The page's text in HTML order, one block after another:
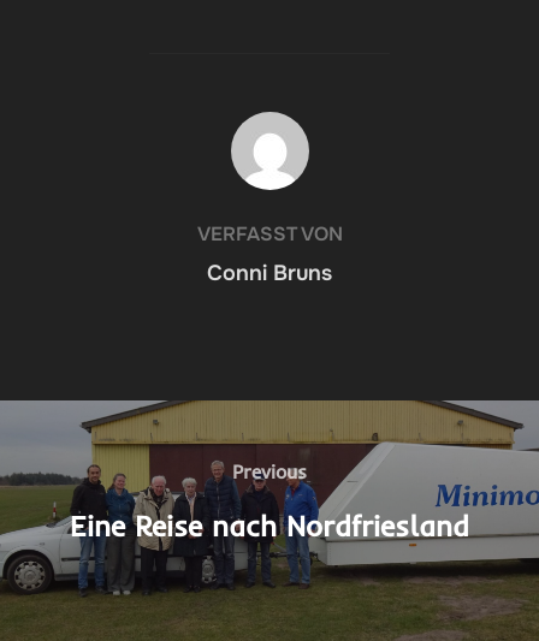
BEITRAGSAUTOR
VERFASST VON
Conni Bruns
Beitragsnavigation
Previous
Previous
Eine Reise nach Nordfriesland